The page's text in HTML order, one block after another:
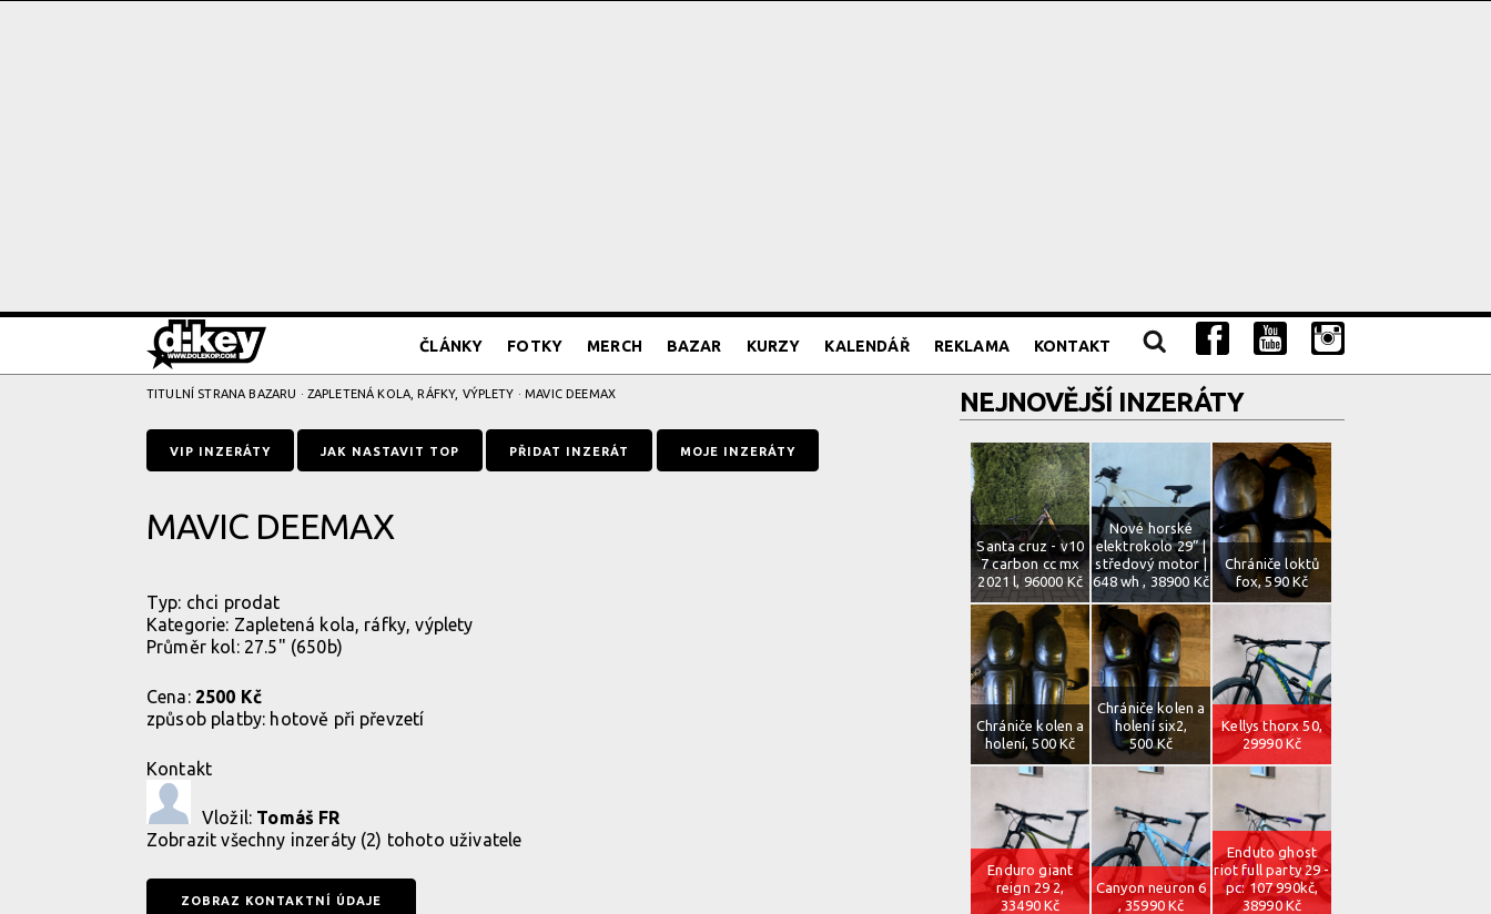
ČLÁNKY FOTKY MERCH BAZAR KURZY KALENDÁŘ REKLAMA KONTAKT
TITULNÍ STRANA BAZARU · ZAPLETENÁ KOLA, RÁFKY, VÝPLETY · MAVIC DEEMAX
VIP INZERÁTY JAK NASTAVIT TOP PŘIDAT INZERÁT MOJE INZERÁTY
MAVIC DEEMAX
Typ: chci prodat
Kategorie: Zapletená kola, ráfky, výplety
Průměr kol: 27.5" (650b)
Cena: 2500 Kč
způsob platby: hotově při převzetí
Kontakt
Vložil: Tomáš FR
Zobrazitvšechny inzeráty (2) tohoto uživatele
NEJNOVĚJŠÍ INZERÁTY
Santa cruz - v10
7 carbon cc mx
2021 l, 96000 Kč
Nové horské
elektrokolo 29” |
středový motor |
648 wh , 38900 Kč
Chrániče loktů
fox, 590 Kč
Chrániče kolen a
holení, 500 Kč
Chrániče kolen a
holení six2,
500 Kč
Kellys thorx 50,
29990 Kč
Enduro giant
reign 29 2,
33490 Kč
Canyon neuron 6
, 35990 Kč
Enduto ghost
riot full party 29 -
pc: 107 990kč,
38990 Kč